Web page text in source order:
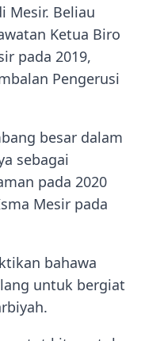
Mesir. Beliau
Ketua Biro
pada 2019,
Pengerusi
besar dalam
sebagai
pada 2020
Mesir pada
bahawa
untuk bergiat